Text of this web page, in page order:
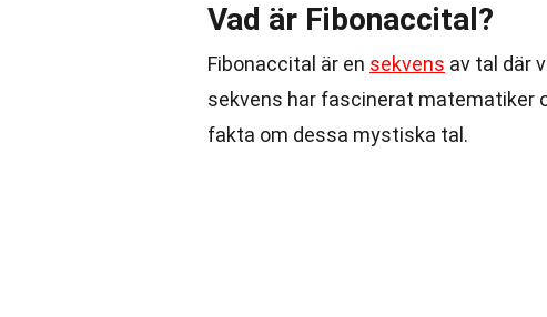
Vad är Fibonaccital?
Fibonaccital är en sekvens av tal där
sekvens har fascinerat matematiker
fakta om dessa mystiska tal.